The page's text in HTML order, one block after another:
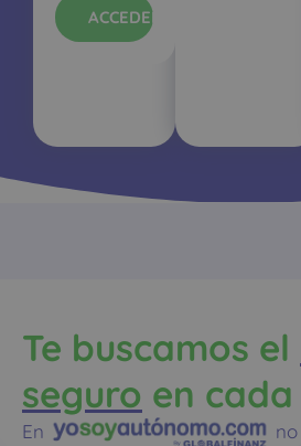
ACCEDER
Te buscamos el
seguro en
En